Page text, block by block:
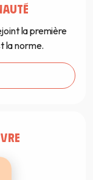
la première
la norme.